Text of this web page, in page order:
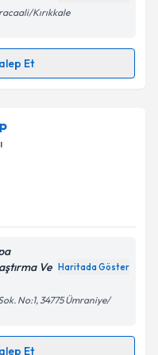
ilişkinAydınlatma
verilerimin belirtilen
ediyorum.
Gönder
Kırıkkale
Et
randevu takvimi talebi
almanız için bir
ile bilgilendireceğiz.
ilişkin Aydınlatma
verilerimin belirtilen
ediyorum.
Gönder
Ve
Haritada Göster
No:1, 34775 Ümraniye/
Et